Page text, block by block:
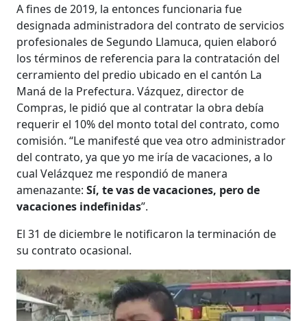
A fines de 2019, la entonces funcionaria fue
designada administradora del contrato de servicios
profesionales de Segundo Llamuca, quien elaboró
los términos de referencia para la contratación del
cerramiento del predio ubicado en el cantón La
Maná de la Prefectura. Vázquez, director de
Compras, le pidió que al contratar la obra debía
requerir el 10% del monto total del contrato, como
comisión. “Le manifesté que vea otro administrador
del contrato, ya que yo me iría de vacaciones, a lo
cual Velázquez me respondió de manera
amenazante:Sí, te vas de vacaciones, pero de
vacaciones indefinidas”.
El 31 de diciembre le notificaron la terminación de
su contrato ocasional.